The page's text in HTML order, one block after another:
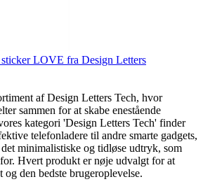
LOVE fra Design Letters
af Design Letters Tech, hvor
sammen for at skabe enestående
kategori 'Design Letters Tech' finder
telefonladere til andre smarte gadgets,
minimalistiske og tidløse udtryk, som
Hvert produkt er nøje udvalgt for at
den bedste brugeroplevelse.